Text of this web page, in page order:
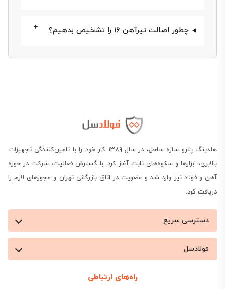
همراه باشید.
قیمت تیرآهن ۱۶ وابسته به برند سازنده، وزن هر شاخه،
استاندارد تولید و شرایط بازار روز به‌طور مداوم در حال
تغییر است. به‌طور معمول، تیرآهن ۱۶ ذوب‌آهن اصفهان
در بازار ایران با قیمت حدود 19,700,000 تومان برای هر
می‌شود. قیمت برندهایی مانند فایکو و ماهان نیز نزدیک
به همین بازه است؛ اما ممکن است کمی تفاوت داشته
باشد که عمدتاً ناشی از وزن واقعی هر شاخه، کیفیت
چطور اصالت تیرآهن ۱۶ را تشخیص بدهیم؟
هلدینگ پترو سازه ساحل، در سال ۱۳۸۹ کار خود را با تامین‌کنندگی تجهیزات
بالابری، ابزارها و سکوه‌های ثابت آغاز کرد. با گسترش فعالیت، شرکت در حوزه
آهن و فولاد نیز وارد شد و عضویت در اتاق بازرگانی تهران و مجوزهای لازم را
دریافت کرد.
دسترسی سریع
فولادسل
راه‌های ارتباطی